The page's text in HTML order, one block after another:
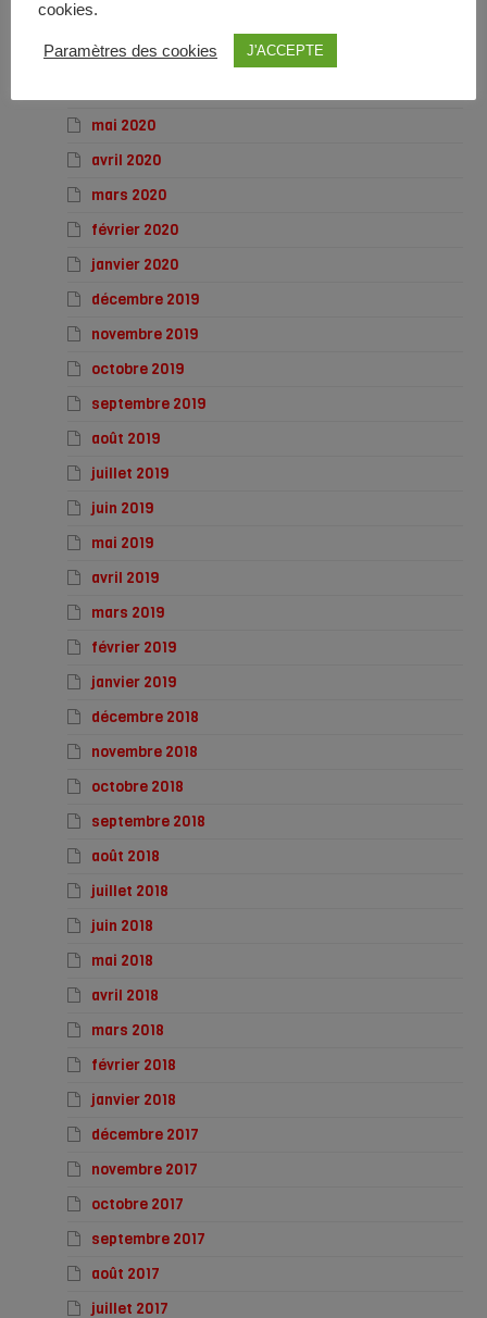
août 2020
juillet 2020
mai 2020
avril 2020
mars 2020
février 2020
janvier 2020
décembre 2019
novembre 2019
octobre 2019
septembre 2019
août 2019
juillet 2019
juin 2019
mai 2019
avril 2019
mars 2019
février 2019
janvier 2019
décembre 2018
novembre 2018
octobre 2018
septembre 2018
août 2018
juillet 2018
juin 2018
mai 2018
avril 2018
mars 2018
février 2018
janvier 2018
décembre 2017
novembre 2017
octobre 2017
septembre 2017
août 2017
juillet 2017
cookies.
Paramètres des cookies J'ACCEPTE